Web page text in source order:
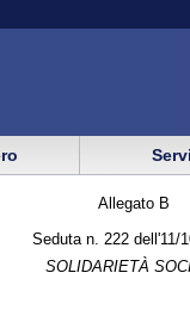
Allegato B
Seduta n. 222 dell'11/
SOLIDARIETÀ